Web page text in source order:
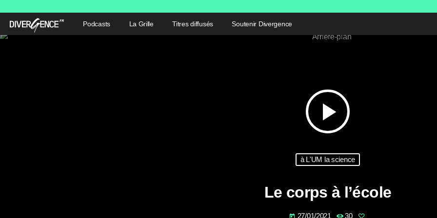
Podcasts La Grille Titres diffusés Soutenir Divergence
play_arrow
à L'UM la science
Le corps à l’école
today 27/01/2021 30